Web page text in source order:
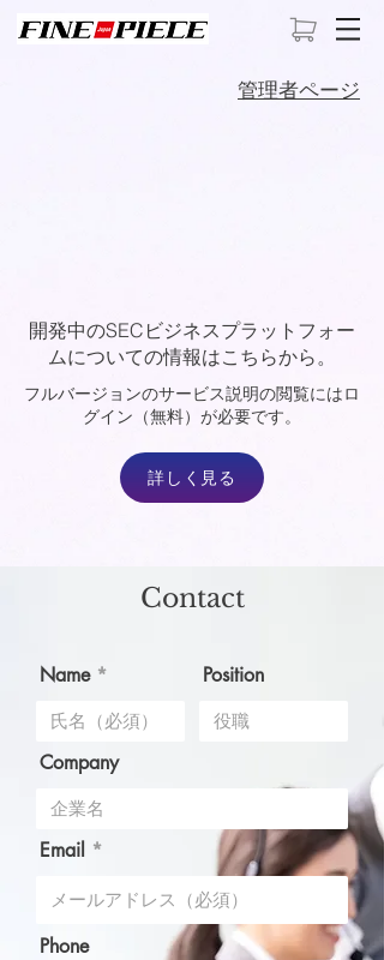
​管理者ページ
開発中のSECビジネスプラットフォー
ムについての情報はこちらから。​
​フルバージョンのサービス説明の閲覧にはロ
グイン（無料）が必要です。
詳しく見る
Contact
Name Position
Company
Email
Phone